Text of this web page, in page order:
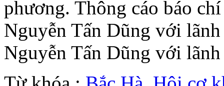
phương. Thông cáo báo
Nguyễn Tấn Dũng với
Nguyễn Tấn Dũng với